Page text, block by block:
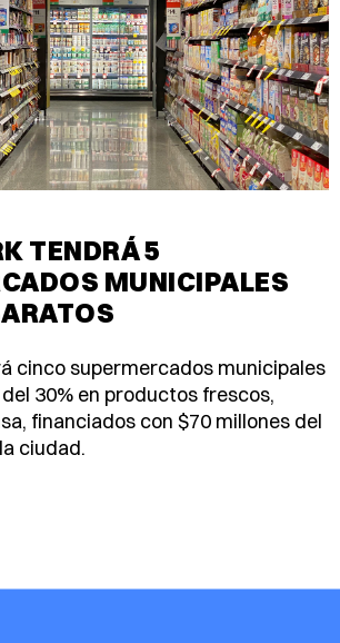
TENDRÁ 5
MUNICIPALES
cinco supermercados municipales
30% en productos frescos,
financiados con $70 millones del
ciudad.